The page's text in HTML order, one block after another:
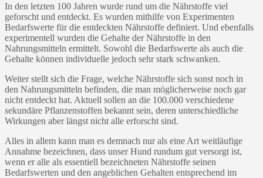
In den letzten 100 Jahren wurde rund um die Nährstoffe viel
geforscht und entdeckt. Es wurden mithilfe von Experimenten
Bedarfswerte für die entdeckten Nährstoffe definiert. Und ebenfalls
experimentell wurden die Gehalte der Nährstoffe in den
Nahrungsmitteln ermittelt. Sowohl die Bedarfswerte als auch die
Gehalte können individuelle jedoch sehr stark schwanken.
Weiter stellt sich die Frage, welche Nährstoffe sich sonst noch in
den Nahrungsmitteln befinden, die man möglicherweise noch gar
nicht entdeckt hat. Aktuell sollen an die 100.000 verschiedene
sekundäre Pflanzenstoffen bekannt sein, deren unterschiedliche
Wirkungen aber längst nicht alle erforscht sind.
Alles in allem kann man es demnach nur als eine Art weitläufige
Annahme bezeichnen, dass unser Hund rundum gut versorgt ist,
wenn er alle als essentiell bezeichneten Nährstoffe seinen
Bedarfswerten und den angeblichen Gehalten entsprechend im